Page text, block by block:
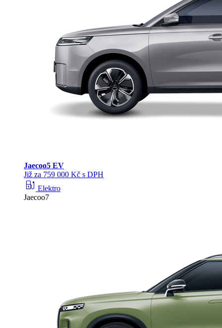
Jaecoo5 EV
Již za 759 000 Kč s DPH
ev_station Elektro
Jaecoo7